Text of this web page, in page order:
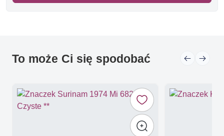
To może Ci się spodobać